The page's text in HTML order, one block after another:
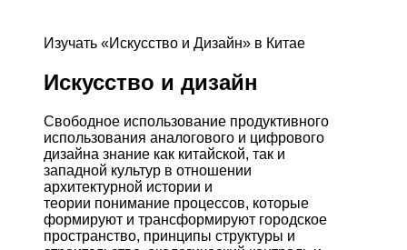
Изучать «Искусство и Дизайн» в Китае
Искусство и дизайн
Свободное использование продуктивного
использования аналогового и цифрового
дизайна знание как китайской, так и
западной культур в отношении
архитектурной истории и
теории понимание процессов, которые
формируют и трансформируют городское
пространство, принципы структуры и